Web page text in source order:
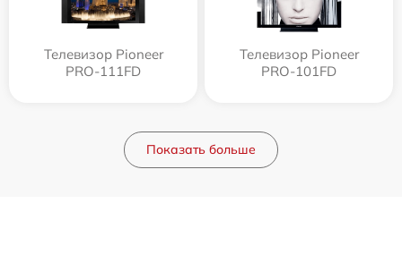
Телевизор Pioneer
PRO-111FD
Телевизор Pioneer
PRO-101FD
Показать больше